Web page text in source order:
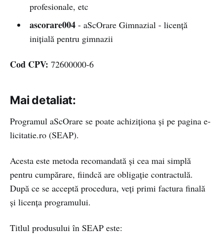
profesionale, etc
ascorare004- aScOrare Gimnazial - licență
inițială pentru gimnazii
Cod CPV: 72600000-6
Mai detaliat:
Programul aScOrare se poate achiziționa și pe pagina e-
licitatie.ro (SEAP).
Acesta este metoda recomandată și cea mai simplă
pentru cumpărare, fiindcă are obligație contractulă.
După ce se acceptă procedura, veți primi factura finală
și licența programului.
Titlul produsului în SEAP este: